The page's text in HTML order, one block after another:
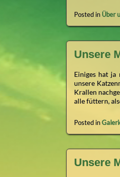
Posted in Über
Unsere
Einiges hat ja
unsere
Krallen
alle füttern,
Posted in
Unsere